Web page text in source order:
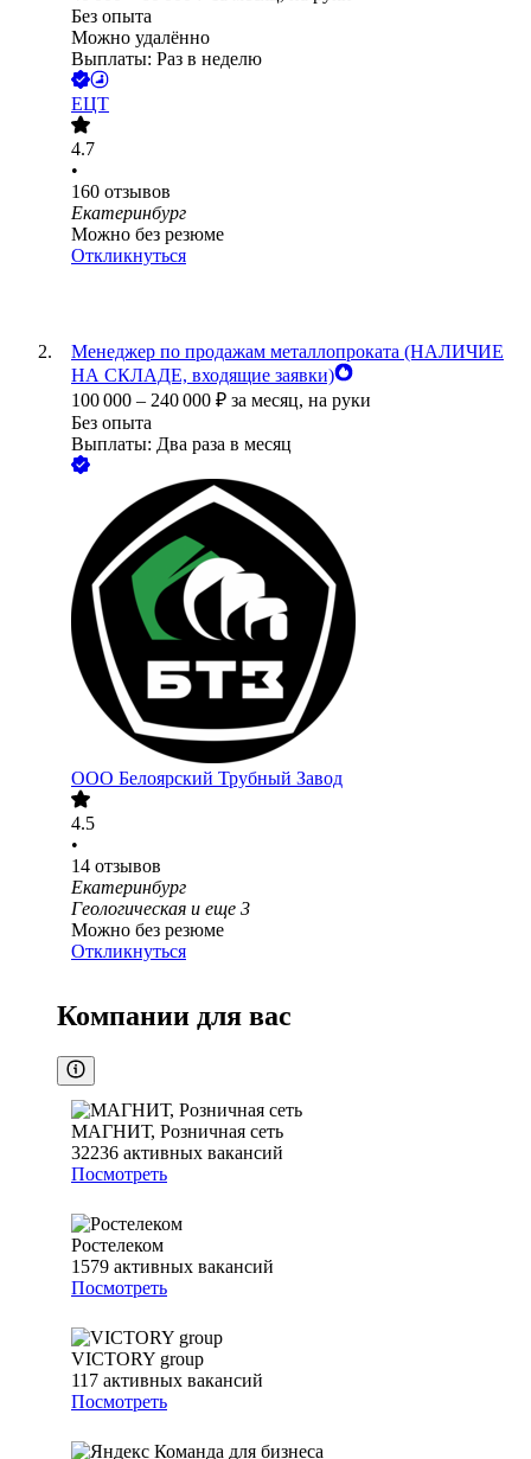
Без опыта
Можно удалённо
Выплаты: Раз в неделю
ЕЦТ
4.7
•
160 отзывов
Екатеринбург
Можно без резюме
Откликнуться
Менеджер по продажам металлопроката (НАЛИЧИЕ
НА СКЛАДЕ, входящие заявки)
100 000 – 240 000 ₽ за месяц, на руки
Без опыта
Выплаты: Два раза в месяц
ООО Белоярский Трубный Завод
4.5
•
14 отзывов
Екатеринбург
Геологическая и еще 3
Можно без резюме
Откликнуться
Компании для вас
МАГНИТ, Розничная сеть
32236 активных вакансий
Посмотреть
Ростелеком
1579 активных вакансий
Посмотреть
VICTORY group
117 активных вакансий
Посмотреть